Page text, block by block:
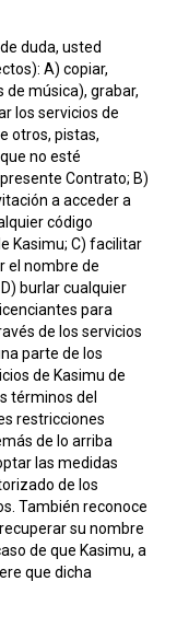
duda, usted
A) copiar,
de música), grabar,
los servicios de
otros, pistas,
no esté
Contrato; B)
a acceder a
código
Kasimu; C) facilitar
el nombre de
burlar cualquier
para
de los servicios
parte de los
de Kasimu de
términos del
restricciones
de lo arriba
las medidas
de los
También reconoce
su nombre
de que Kasimu, a
que dicha